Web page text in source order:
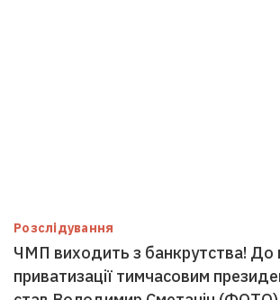
Розслідування
ЧМП виходить з банкрутства! До
приватизації тимчасовим